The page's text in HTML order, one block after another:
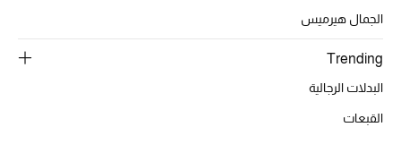
تشكيلة الأعراس
حقائب وأحذية متطابقة
هدايا للنساء
الجمال هيرميس
Trending
البدلات الرجالية
القبعات